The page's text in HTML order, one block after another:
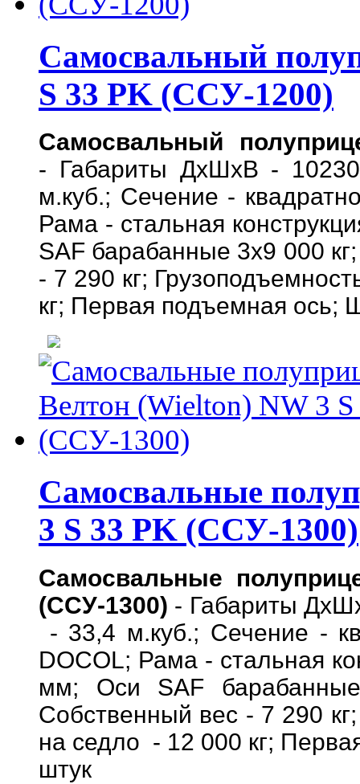
Самосвальный
S 33 PK (ССУ-1200)
Самосвальный
- Габариты ДхШхВ -
м.куб.; Сечение -
Рама - стальная
SAF барабанные 3х9 000
- 7 290 кг;
кг; Первая подъемная ось;
Самосвальные
3 S 33 PK (ССУ-1300)
Самосвальные
(ССУ-1300) - Габариты
- 33,4 м.куб.; Сечение -
DOCOL; Рама - стальная
мм; Оси SAF
Собственный вес - 7 290
на седло - 12 000 кг;
штук